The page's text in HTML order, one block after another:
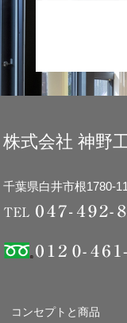
株式会社 神野
千葉県白井市根1780-
コンセプトと商品